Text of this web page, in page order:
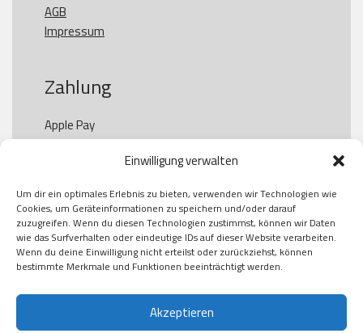
Einwilligung verwalten
Um dir ein optimales Erlebnis zu bieten, verwenden wir Technologien wie
Cookies, um Geräteinformationen zu speichern und/oder darauf
zuzugreifen. Wenn du diesen Technologien zustimmst, können wir Daten
wie das Surfverhalten oder eindeutige IDs auf dieser Website verarbeiten.
Wenn du deine Einwilligung nicht erteilst oder zurückziehst, können
bestimmte Merkmale und Funktionen beeinträchtigt werden.
Akzeptieren
AGB
Impressum
Zahlung
Apple Pay
Paypal
Kauf auf Rechung
Klarna
American Express